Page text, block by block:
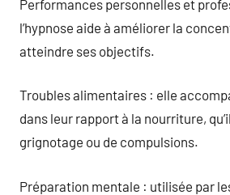
Performances personnelles et
l’hypnose aide à améliorer la
atteindre ses objectifs.
Troubles alimentaires : elle
dans leur rapport à la nourriture,
grignotage ou de compulsions.
Préparation mentale : utilisée par